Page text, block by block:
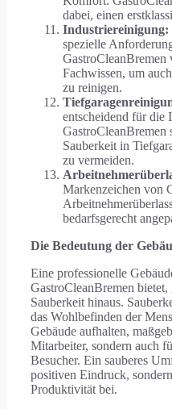
dabei, einen
Industriereinigung:
spezielle
GastroCleanBremen
Fachwissen, um
zu reinigen.
entscheidend für die
GastroCleanBremen
Sauberkeit in
zu vermeiden.
Markenzeichen von
bedarfsgerecht
Die Bedeutung der
Eine professionelle
GastroCleanBremen
Sauberkeit hinaus.
das Wohlbefinden der
Gebäude aufhalten,
Mitarbeiter, sondern auch
Besucher. Ein sauberes
positiven Eindruck,
Produktivität bei.